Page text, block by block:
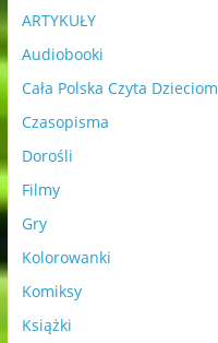
ARTYKUŁY
Audiobooki
Cała Polska Czyta Dzieciom
Czasopisma
Dorośli
Filmy
Gry
Kolorowanki
Komiksy
Książki